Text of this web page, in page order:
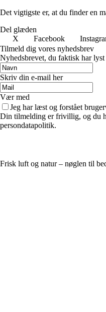
Det vigtigste er, at du finder en
Del glæden
X
Facebook
Tilmeld dig vores nyhedsbrev
Nyhedsbrevet, du faktisk har
Skriv din e-mail her
Vær med
Jeg har læst og forstået
Din tilmelding er frivillig, og du
persondatapolitik.
Frisk luft og natur – nøglen til